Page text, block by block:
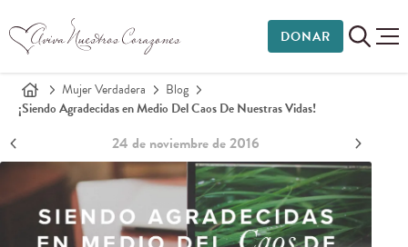
DONAR
Mujer Verdadera
Blog
¡Siendo Agradecidas en Medio Del Caos De Nuestras Vidas!
24 de noviembre de 2016